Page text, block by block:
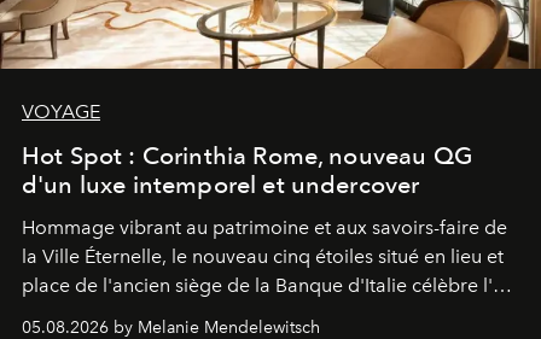
VOYAGE
Hot Spot : Corinthia Rome, nouveau QG
d'un luxe intemporel et undercover
Hommage vibrant au patrimoine et aux savoirs-faire de
la Ville Éternelle, le nouveau cinq étoiles situé en lieu et
place de l'ancien siège de la Banque d'Italie célèbre l'art
05.08.2026 by Melanie Mendelewitsch